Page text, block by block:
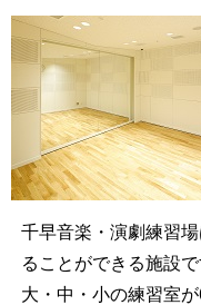
千早音楽・演劇練習
ることができる施設で
大・中・小の練習室